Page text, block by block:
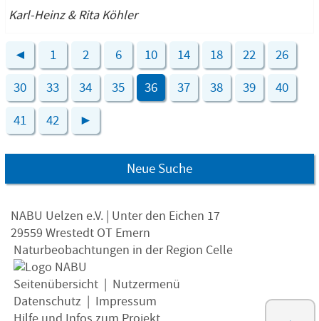
Karl-Heinz & Rita Köhler
◄ 1 2 6 10 14 18 22 26
30 33 34 35 36 37 38 39 40
41 42 ►
Neue Suche
NABU Uelzen e.V. | Unter den Eichen 17
29559 Wrestedt OT Emern
Naturbeobachtungen in der Region Celle
Seitenübersicht
Nutzermenü
Datenschutz
Impressum